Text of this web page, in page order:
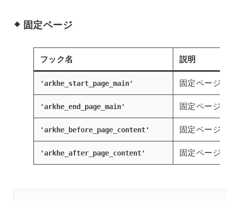
固定ページ
フック名 説明
'arkhe_start_page_main' 固定ページ
'arkhe_end_page_main' 固定ページ
'arkhe_before_page_content' 固定ページ
'arkhe_after_page_content' 固定ページ